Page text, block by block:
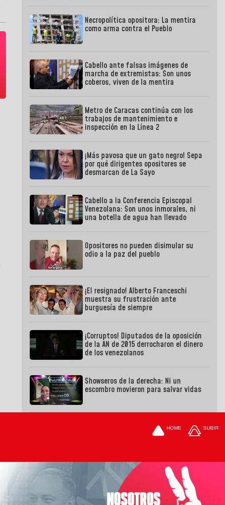
Necropolítica opositora: La mentira
como arma contra el Pueblo
Cabello ante falsas imágenes de
marcha de extremistas: Son unos
coberos, viven de la mentira
Metro de Caracas continúa con los
trabajos de mantenimiento e
inspección en la Línea 2
¡Más pavosa que un gato negro! Sepa
por qué dirigentes opositores se
desmarcan de La Sayo
Cabello a la Conferencia Episcopal
Venezolana: Son unos inmorales, ni
una botella de agua han llevado
Opositores no pueden disimular su
odio a la paz del pueblo
¡El resignado! Alberto Franceschi
muestra su frustración ante
burguesía de siempre
¡Corruptos! Diputados de la oposición
de la AN de 2015 derrocharon el dinero
de los venezolanos
Showseros de la derecha: Ni un
escombro movieron para salvar vidas
HOME SUBIR